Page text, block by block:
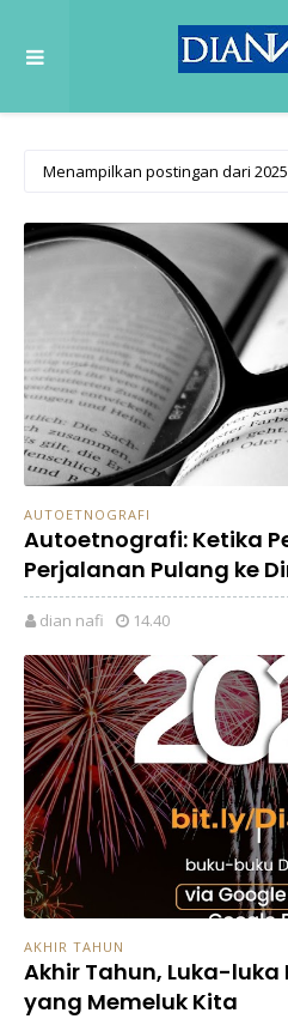
Menampilkan postingan dari 2025
AUTOETNOGRAFI
Autoetnografi: Ketika
Perjalanan Pulang ke
dian nafi 14.40
AKHIR TAHUN
Akhir Tahun, Luka-luka
yang Memeluk Kita